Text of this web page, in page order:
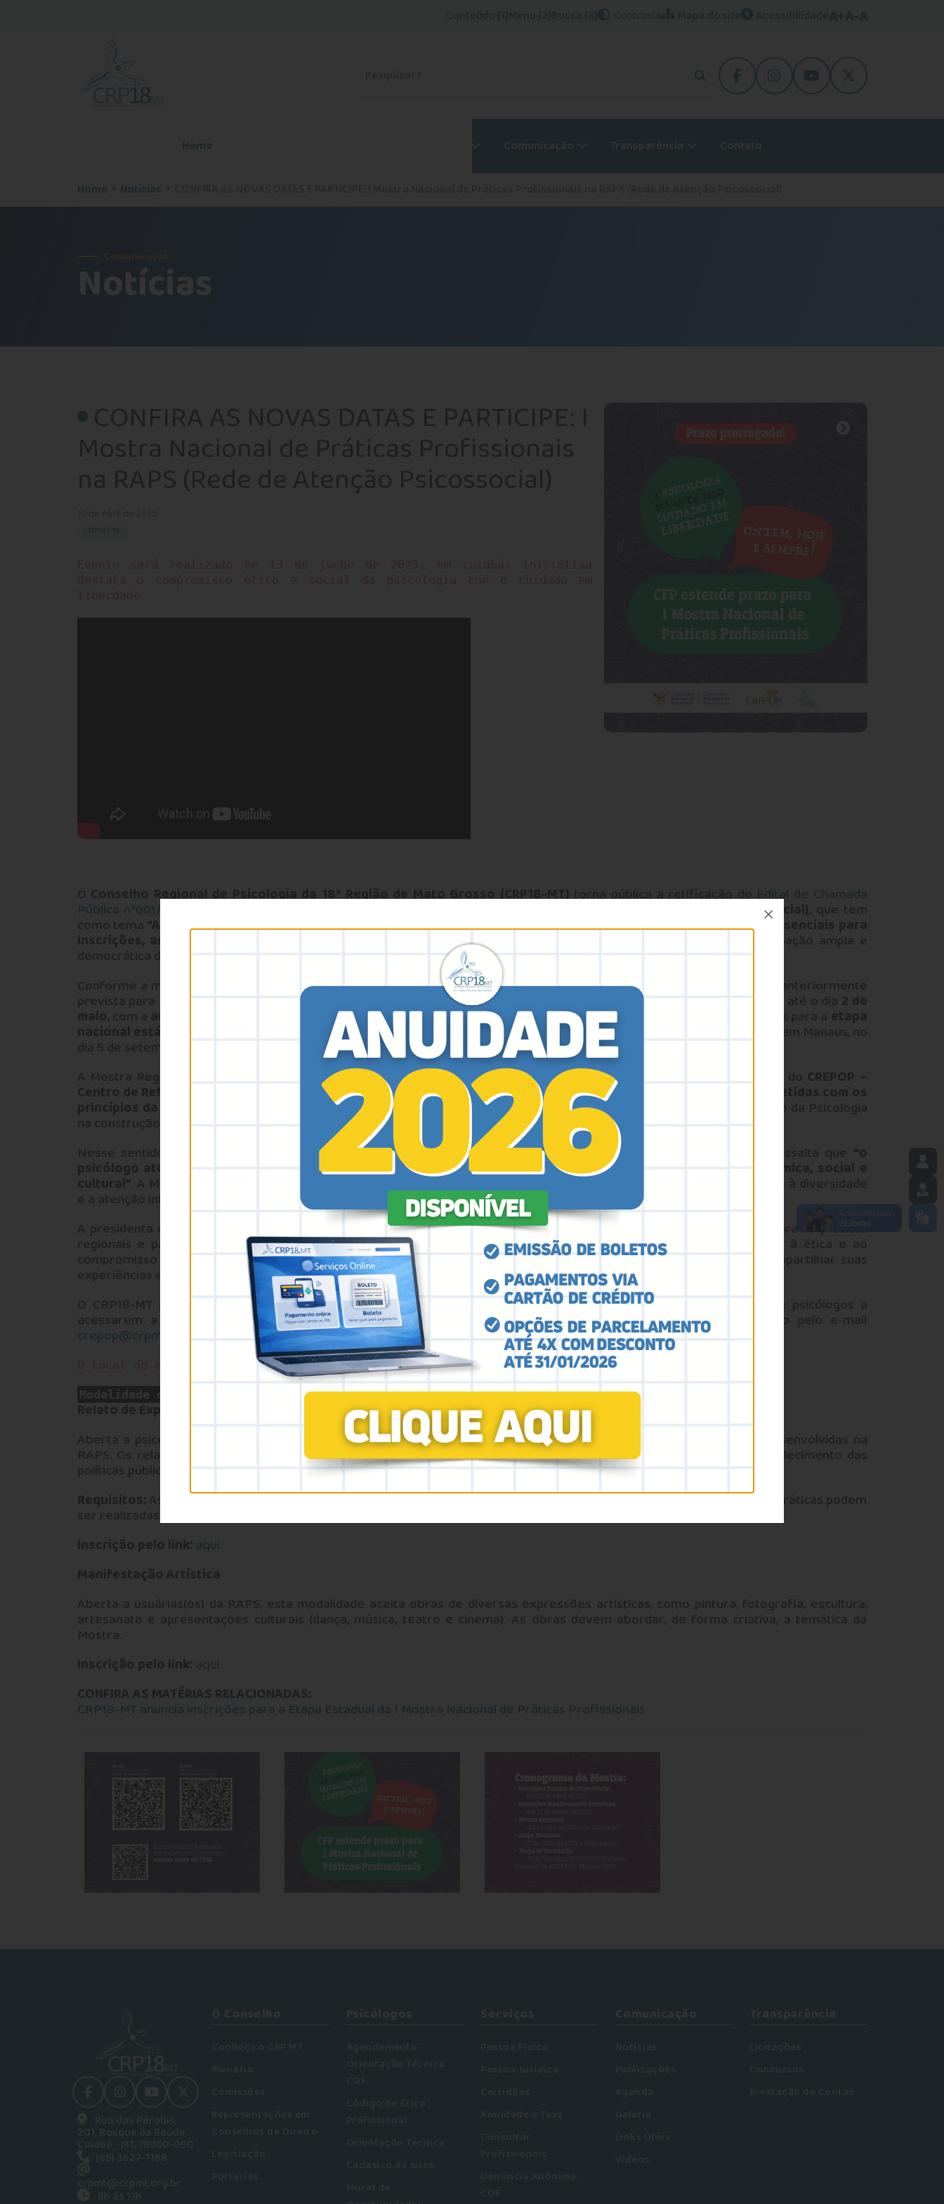
facebookinstagramyoutubeTwitter
Home Comunicação Transparência Contato
Home Notícias
Notícias
CONFIRA AS NOVAS DATAS E PARTICIPE: I
Mostra Nacional de Práticas Profissionais
na RAPS (Rede de Atenção Psicossocial)
O Conselho Regional de Psicologia da 18ª Região de Mato Grosso (CRP18-MT)torna pública a retificação doEdital de Chamada
Pública nº001/2025 I Mostra Nacional de Práticas Profissionais na RAPS (Rede de Atenção Psicossocial), que tem
como tema “A Psicologia na luta pelo cuidado em liberdade: ontem, hoje e sempre!”. A alteraçãoprorroga prazos essenciais para
inscrições, análise de trabalhos e realização do evento , reforçando o compromisso da autarquia com a participação ampla e
democrática da categoria.
Conforme a minuta de retificação, a Mostra será realizada no dia13 de junho de 2025, emCuiabá , substituindo a data anteriormente
prevista para 23 de maio. O novo cronograma também estende o prazo final para submissão de relatos de experiências até o dia 2 de
maio, com a análise dos trabalhos acontecendo entre os dias5 e 12 do mesmo mês. O envio dos trabalhos selecionados para a etapa
nacional está previsto para 4 de julho , e o evento de premiação final ocorrerá no 23º Encontro Nacional da ABRAPSO, em Manaus, no
dia 5 de setembro de 2025.
A Mostra Regional integra um movimento nacional coordenado peloConselho Federal de Psicologia (CFP), por meio do CREPOP –
Centro de Referência Técnica em Psicologia e Políticas Públicas – , e visa valorizarpráticas profissionais comprometidas com os
princípios da liberdade, da dignidade humana e dos direitos sociais . A participação na Mostra reafirma o papel ético da Psicologia
na construção de políticas públicas comprometidas com o cuidado humanizado e a justiça social.
Nesse sentido, o
Código de Ética Profissional do Psicólogo , baliza fundamental para a atuação da categoria, ressalta que “o
psicólogo atuará com responsabilidade social, analisando crítica e historicamente a realidade política, econômica, social e
cultural” . A Mostra fortalece essa orientação, ao destacar experiências que promovem o acesso à cidadania, o respeito à diversidade
e a atenção integral à saúde mental no território.
A presidenta do CRP18-MT,
, destaca que a iniciativa é também uma oportunidade de visibilidade para as práticas
regionais e para a diversidade de contextos em que a Psicologia se faz presente. “A mostra é uma convocação à ética e ao
compromisso político da Psicologia com os direitos humanos. Por isso, convidamos toda a categoria a participar, compartilhar suas
experiências e fortalecer a construção coletiva de saberes”
O CRP18-MT reitera que todos os demais itens do edital original permanecem inalterados e convida psicólogas e psicólogos a
acessarem a íntegra da retificação e a se inscreverem na Mostra. Para mais informações, entre em contato pelo e-mail
crepop@crpmt.org.brou via WhatsApp pelo telefone 65993097978
O local do evento será definido e divulgado em breve.
Relato de Experiência
Aberta a psicólogas(os), esta modalidade permite a submissão de artigos descritivos sobre práticas profissionais desenvolvidas na
RAPS. Os relatos devem destacar projetos que promovam o cuidado em liberdade, melhorias nos serviços e o fortalecimento das
políticas públicas de saúde mental.
Requisitos:As(os) psicólogas(os) devem estar com sua situação cadastral regularizada e adimplentes junto ao CRP. As práticas podem
ser realizadas por equipes multiprofissionais, mas o autor principal deve ser psicólogo(a).
Inscrição pelo link: aqui
Manifestação Artística
Aberta a usuárias(os) da RAPS, esta modalidade aceita obras de diversas expressões artísticas, como pintura, fotografia, escultura,
artesanato e apresentações culturais (dança, música, teatro e cinema). As obras devem abordar, de forma criativa, a temática da
Mostra.
Inscrição pelo link: aqui
CONFIRA AS MATÉRIAS RELACIONADAS:
CRP18-MT anuncia inscrições para a Etapa Estadual da I Mostra Nacional de Práticas Profissionais
facebookinstagramyoutubeTwitter
Rua das Pérolas,
201, Bosque da Saúde,
Cuiabá - MT, 78050-090
(65) 3627-7188
crpmt@crpmt.org.br
8h ás 17h
O Conselho
Conheça o CRP MT
Plenário
Comissões
Representações em
Conselhos de Direito
Legislação
Portarias
Psicólogos
Agendamento -
Orientação Técnica
COF
Código de Ética
Profissional
Orientação Técnica
Cadastro de sites
Mural de
Serviços
Pessoa Física
Pessoa Jurídica
Certidões
Anuidade e Taxa
Consultar
Profissionais
Denúncia Anônima -
COF
Comunicação
Notícias
Publicações
Agenda
Galeria
Links Úteis
Vídeos
Transparência
Licitações
Concursos
Prestação de Contas